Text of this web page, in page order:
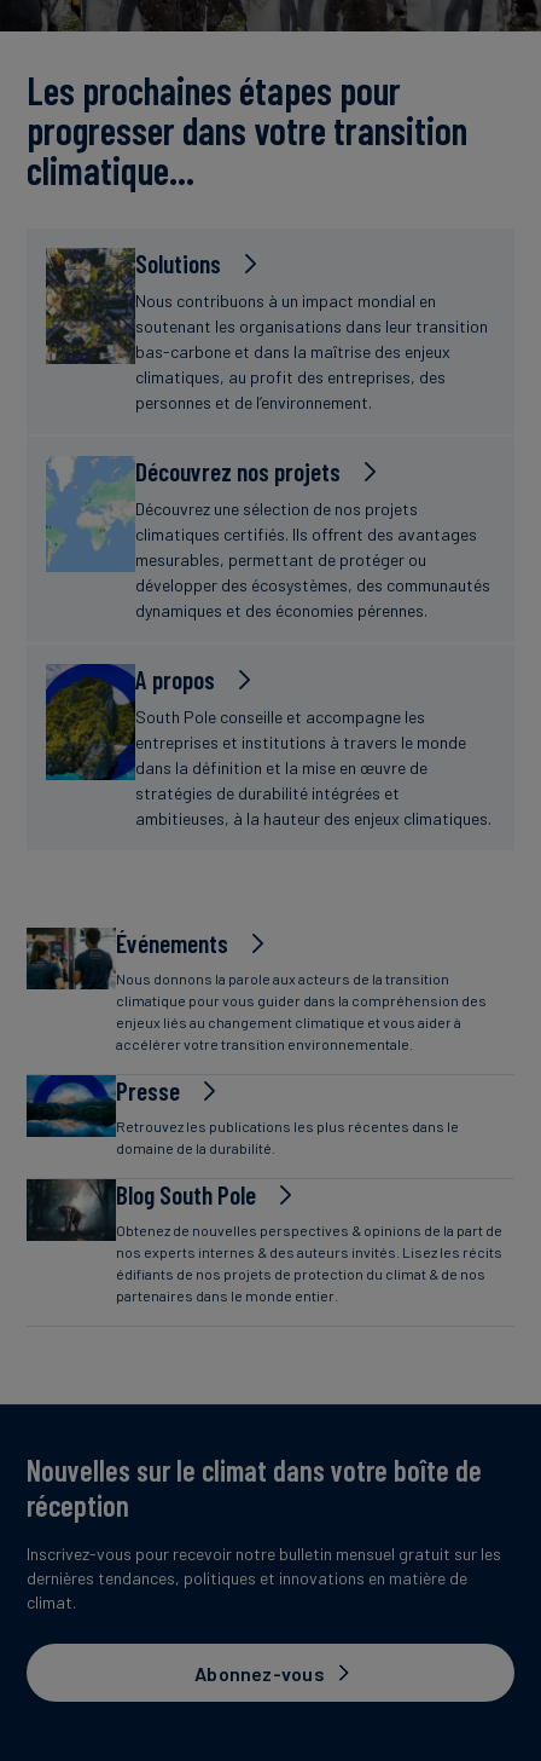
Les prochaines étapes pour
progresser dans votre transition
climatique…
Solutions
Nous contribuons à un impact mondial en
soutenant les organisations dans leur transition
bas-carbone et dans la maîtrise des enjeux
climatiques, au profit des entreprises, des
personnes et de l’environnement.
Découvrez nos projets
Découvrez une sélection de nos projets
climatiques certifiés. Ils offrent des avantages
mesurables, permettant de protéger ou
développer des écosystèmes, des communautés
dynamiques et des économies pérennes.
A propos
South Pole conseille et accompagne les
entreprises et institutions à travers le monde
dans la définition et la mise en œuvre de
stratégies de durabilité intégrées et
ambitieuses, à la hauteur des enjeux climatiques.
Événements
Nous donnons la parole aux acteurs de la transition
climatique pour vous guider dans la compréhension des
enjeux liés au changement climatique et vous aider à
accélérer votre transition environnementale.
Presse
Retrouvez les publications les plus récentes dans le
domaine de la durabilité.
Blog South Pole
Obtenez de nouvelles perspectives & opinions de la part de
nos experts internes & des auteurs invités. Lisez les récits
édifiants de nos projets de protection du climat & de nos
partenaires dans le monde entier.
Nouvelles sur le climat dans votre boîte de
réception
Inscrivez-vous pour recevoir notre bulletin mensuel gratuit sur les
dernières tendances, politiques et innovations en matière de
climat.
Abonnez-vous